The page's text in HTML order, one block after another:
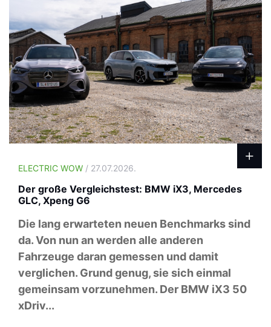
ELECTRIC WOW / 27.07.2026.
Der große Vergleichstest: BMW iX3, Mercedes
GLC, Xpeng G6
Die lang erwarteten neuen Benchmarks sind
da. Von nun an werden alle anderen
Fahrzeuge daran gemessen und damit
verglichen. Grund genug, sie sich einmal
gemeinsam vorzunehmen. Der BMW iX3 50
xDriv...